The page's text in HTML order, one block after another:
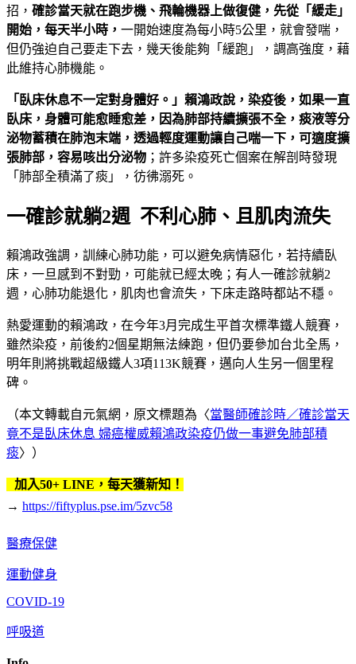
招， 確診當天就在跑步機、飛輪機器上做復健，先從「緩走」
開始，每天半小時， 一開始速度為每小時5公里，就會發喘，
但仍強迫自己要走下去，幾天後能夠「緩跑」，調高強度，藉
此維持心肺機能。
「臥床休息不一定對身體好。」賴鴻政說，染疫後，如果一直
臥床，身體可能愈睡愈差，因為肺部持續擴張不全，痰液等分
泌物蓄積在肺泡末端，透過輕度運動讓自己喘一下，可適度擴
張肺部，容易咳出分泌物 ；許多染疫死亡個案在解剖時發現
「肺部全積滿了痰」，彷彿溺死。
一確診就躺2週 不利心肺、且肌肉流失
賴鴻政強調，訓練心肺功能，可以避免病情惡化，若持續臥
床，一旦感到不對勁，可能就已經太晚；有人一確診就躺2
週，心肺功能退化，肌肉也會流失，下床走路時都站不穩。
熱愛運動的賴鴻政，在今年3月完成生平首次標準鐵人競賽，
雖然染疫，前後約2個星期無法練跑，但仍要參加台北全馬，
明年則將挑戰超級鐵人3項113K競賽，邁向人生另一個里程
碑。
（本文轉載自元氣網，原文標題為〈當醫師確診時／確診當天
竟不是臥床休息 婦癌權威賴鴻政染疫仍做一事避免肺部積
痰〉）
加入50+ LINE，每天獲新知！
→ https://fiftyplus.pse.im/5zvc58
醫療保健
運動健身
COVID-19
呼吸道